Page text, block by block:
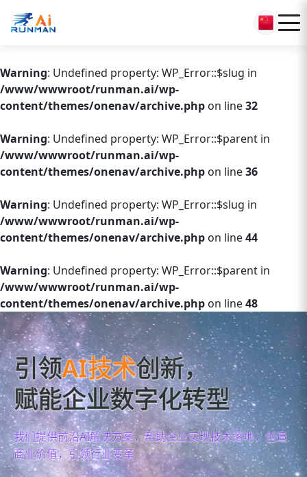
Warning: Undefined property: WP_Error::$slug in
/www/wwwroot/runman.ai/wp-
content/themes/onenav/archive.php on line32
Warning: Undefined property: WP_Error::$parent in
/www/wwwroot/runman.ai/wp-
content/themes/onenav/archive.php on line36
Warning: Undefined property: WP_Error::$slug in
/www/wwwroot/runman.ai/wp-
content/themes/onenav/archive.php on line44
Warning: Undefined property: WP_Error::$parent in
/www/wwwroot/runman.ai/wp-
content/themes/onenav/archive.php on line48
引领AI技术创新，
赋能企业数字化转型
我们提供前沿AI解决方案，帮助企业实现技术落地，创造
商业价值，引领行业变革